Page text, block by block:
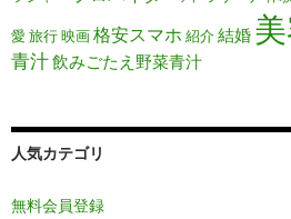
愛旅行映画格安スマホ 紹介結婚
青汁飲みごたえ野菜青汁
人気カテゴリ
無料会員登録